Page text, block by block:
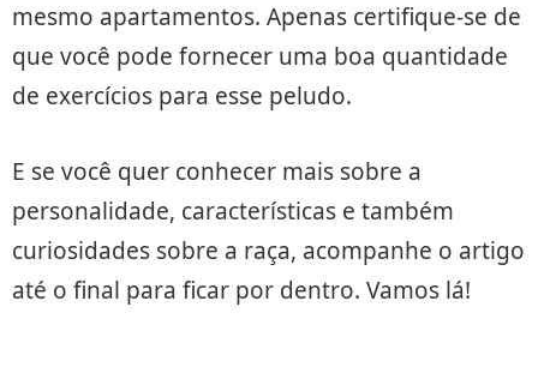
mesmo apartamentos. Apenas certifique-se de
que você pode fornecer uma boa quantidade
de exercícios para esse peludo.
E se você quer conhecer mais sobre a
personalidade, características e também
curiosidades sobre a raça, acompanhe o artigo
até o final para ficar por dentro. Vamos lá!